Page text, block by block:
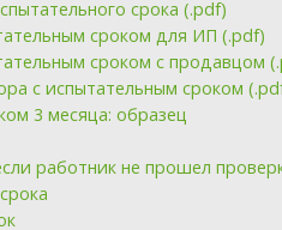
срока (.pdf)
сроком для ИП (.pdf)
сроком с продавцом
с испытательным сроком
3 месяца: образец
работник не прошел